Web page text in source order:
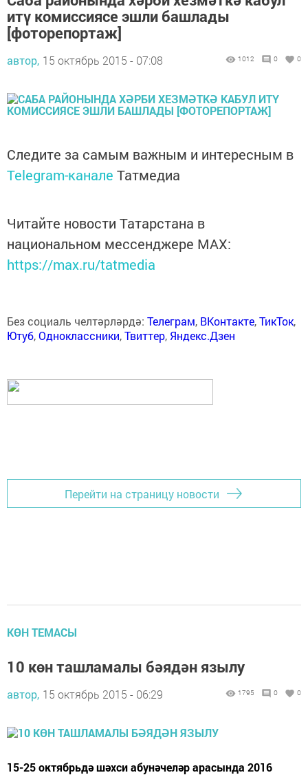
итү комиссиясе эшли башлады
[фоторепортаж]
автор, 15 октябрь 2015 - 07:08 1012 0 0
Следите за самым важным и интересным в
Telegram-канале Татмедиа
Читайте новости Татарстана в
национальном мессенджере MАХ:
https://max.ru/tatmedia
Без социаль челтәрләрдә: Телеграм, ВКонтакте,ТикТок,
Ютуб,Одноклассники,Твиттер, Яндекс.Дзен
Перейти на страницу новости
КӨН ТЕМАСЫ
10 көн ташламалы бәядән язылу
автор, 15 октябрь 2015 - 06:29 1795 0 0
15-25 октябрьдә шәхси абунәчеләр арасында 2016